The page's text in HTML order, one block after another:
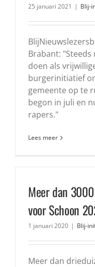
25 januari 2021 | Blij-
Brabant:
doen als
burgerinitiatief
gemeente op te
begon in juli en
rapers."
Lees meer
Meer dan
voor Schoon
1 januari 2020 | Blij-
Meer dan